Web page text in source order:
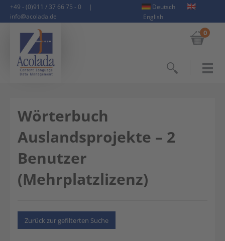
+49 - (0)911 / 37 66 75 - 0
|
info@acolada.de
Deutsch
English
0
Wörterbuch
Auslandsprojekte – 2
Benutzer
(Mehrplatzlizenz)
Zurück zur gefilterten Suche